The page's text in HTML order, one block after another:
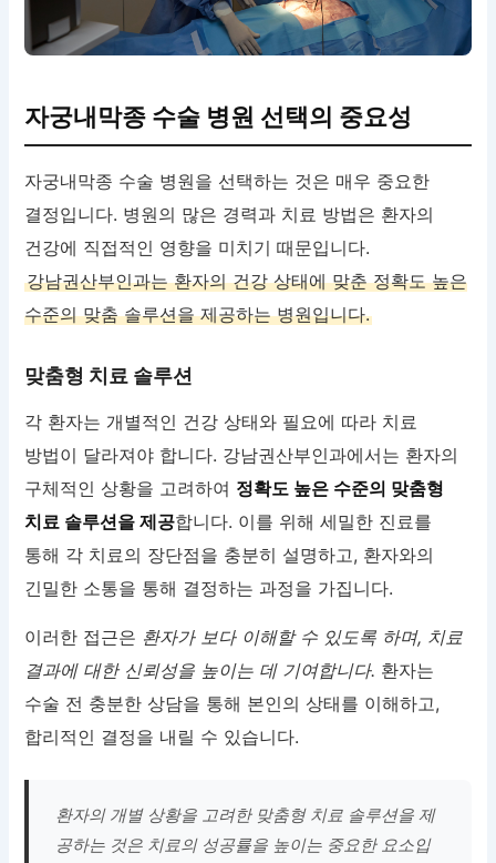
자궁내막종 수술 병원 선택의 중요성
자궁내막종 수술 병원을 선택하는 것은 매우 중요한
결정입니다. 병원의 많은 경력과 치료 방법은 환자의
건강에 직접적인 영향을 미치기 때문입니다.
강남권산부인과는 환자의 건강 상태에 맞춘 정확도 높은
수준의 맞춤 솔루션을 제공하는 병원입니다.
맞춤형 치료 솔루션
각 환자는 개별적인 건강 상태와 필요에 따라 치료
방법이 달라져야 합니다. 강남권산부인과에서는 환자의
구체적인 상황을 고려하여 정확도 높은 수준의 맞춤형
치료 솔루션을 제공합니다. 이를 위해 세밀한 진료를
통해 각 치료의 장단점을 충분히 설명하고, 환자와의
긴밀한 소통을 통해 결정하는 과정을 가집니다.
이러한 접근은 환자가 보다 이해할 수 있도록 하며, 치료
결과에 대한 신뢰성을 높이는 데 기여합니다. 환자는
수술 전 충분한 상담을 통해 본인의 상태를 이해하고,
합리적인 결정을 내릴 수 있습니다.
환자의 개별 상황을 고려한 맞춤형 치료 솔루션을 제
공하는 것은 치료의 성공률을 높이는 중요한 요소입